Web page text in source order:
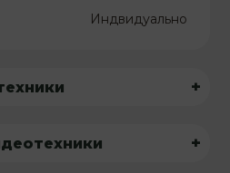
Индвидуально
+
+